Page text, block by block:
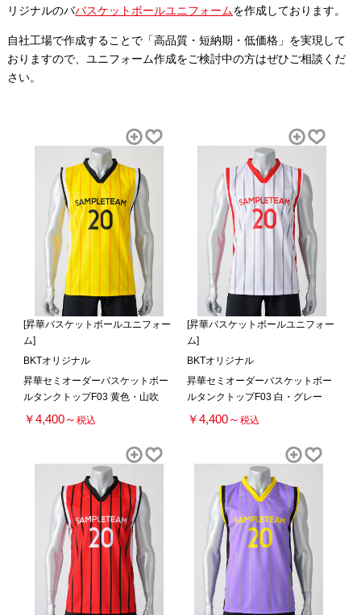
リジナルのババスケットボールユニフォームを作成しております。
自社工場で作成することで「高品質・短納期・低価格」を実現して
おりますので、ユニフォーム作成をご検討中の方はぜひご相談くだ
さい。
[昇華バスケットボールユニフォー
ム]
BKTオリジナル
昇華セミオーダーバスケットボー
ルタンクトップF03 黄色・山吹
￥4,400～ 税込
[昇華バスケットボールユニフォー
ム]
BKTオリジナル
昇華セミオーダーバスケットボー
ルタンクトップF03 白・グレー
￥4,400～ 税込